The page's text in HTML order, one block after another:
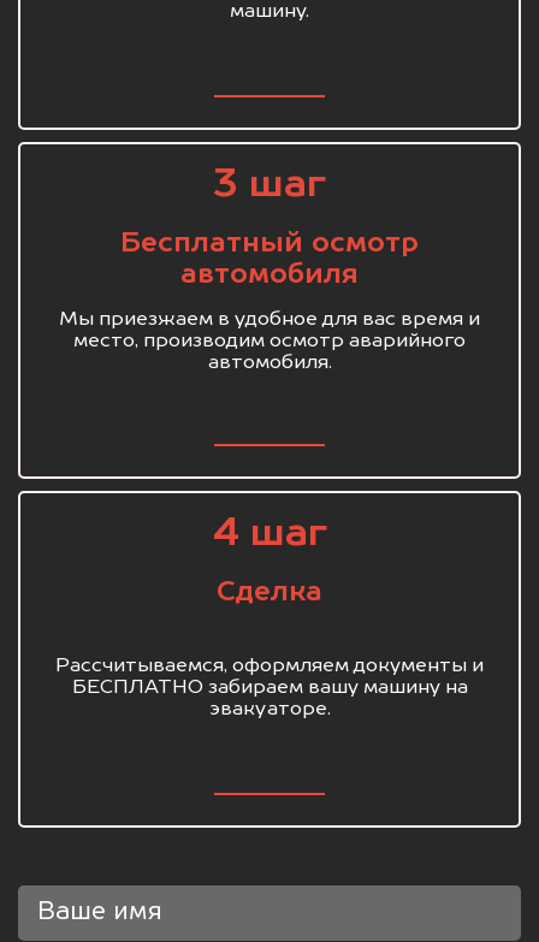
машину.
3 шаг
Бесплатный осмотр
автомобиля
Мы приезжаем в удобное для вас время и
место, производим осмотр аварийного
автомобиля.
4 шаг
Сделка
Рассчитываемся, оформляем документы и
БЕСПЛАТНО забираем вашу машину на
эвакуаторе.